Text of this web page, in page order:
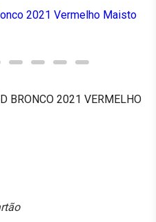
BRONCO 2021 VERMELHO